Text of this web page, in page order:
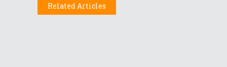
Related Articles